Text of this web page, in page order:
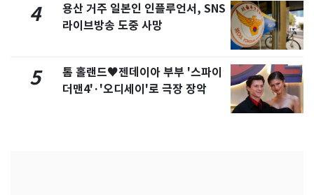
4
용산 거주 일본인 인플루언서, SNS
라이브방송 도중 사망
5
톰 홀랜드♥젠데이아 부부 '스파이
더맨4'·'오디세이'로 극장 장악